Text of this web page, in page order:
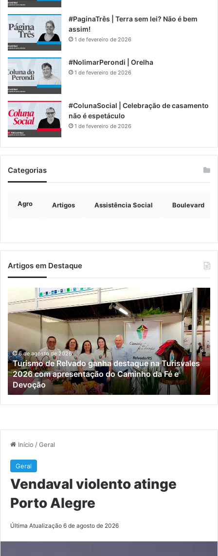
#PaginaTrês | Terra sem lei? Não é bem
assim!
1 de fevereiro de 2026
#NolimarPerondi | Orelha
1 de fevereiro de 2026
#ColunaSocial | Celebração de casamento
não é espetáculo
1 de fevereiro de 2026
Categorias
Agro Artigos Assistência Social Boulevard
Artigos em Destaque
de
Relvado
ganha
Turisvales
2026
com
apresentação
do
Caminho
Devoção
6 de agosto de 2026
Turismo de Relvado ganha destaque na Turisvales
2026 com apresentação do Caminho da Fé e
Devoção